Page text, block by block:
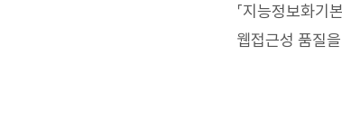
「지능정보화기
웹접근성 품질